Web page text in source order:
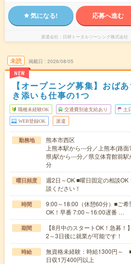
気になる! 応募へ進む
派遣会社 日研トータルソーシング株式会
未読
NEW
掲載日 2026/08/05
【オープニング募集】おば
き添いも仕事の1つ
職種未経験OK 交通費別途支給あり 土
WEB登録OK 派遣
勤務地
熊本市西区
上熊本駅から---分／上熊本(路
県)駅から---分／県立体育館前
分
曜日頻度
週2日～OK ■曜日固定の相談
談ください！
時間
9:00～18:00（休憩60分）■ご希
OK！早番 7:00～16:00遅番 …
期間
【8月中のスタートOK！急募
2～3日後に就業が可能です！
時給
無資格未経験：時給1300円
日収1万400円以上